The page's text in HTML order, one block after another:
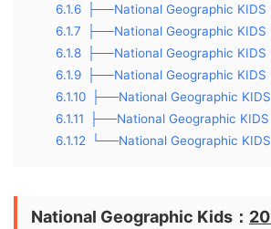
6.1.6
├──National Geographic KIDS
6.1.7
├──National Geographic KIDS
6.1.8
├──National Geographic KIDS
6.1.9
├──National Geographic KIDS
6.1.10
├──National Geographic KIDS
6.1.11
├──National Geographic KIDS
6.1.12
└──National Geographic KIDS
National Geographic Kids：